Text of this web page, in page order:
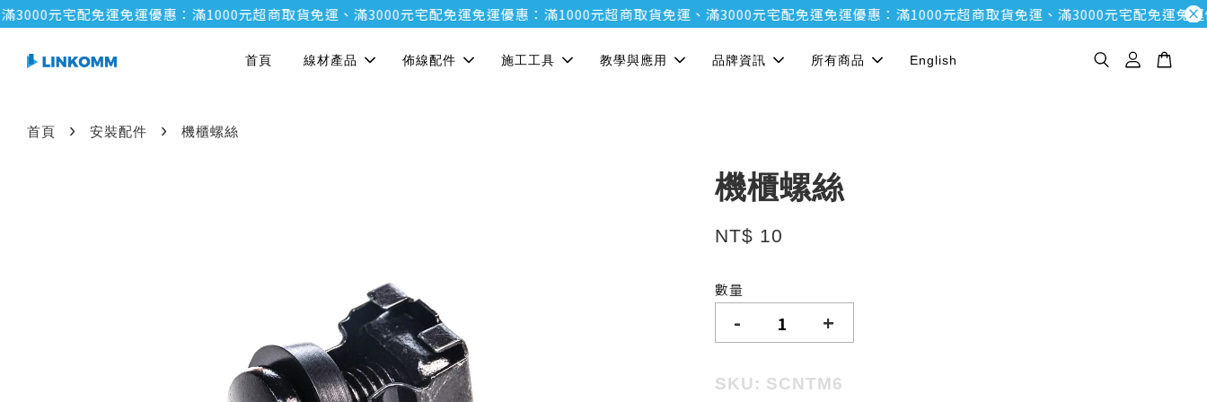
元宅配免運免運優惠：滿1000元超商取貨免運、滿3000元宅配免運免運優惠：滿1000元超商取貨免運、滿3000元宅配免運免運優惠：滿1000元超商取貨免運、滿3000元宅配免運免運優
首頁 線材產品 佈線配件 施工工具 教學與應用 品牌資訊 所有商品 English
首頁 › 安裝配件 › 機櫃螺絲
機櫃螺絲
NT$ 10
數量
- +
SKU: SCNTM6